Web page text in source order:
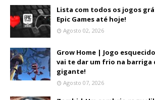
Lista com todos os jogos
Epic Games até hoje!
Agosto 02, 2026
Grow Home | Jogo
vai te dar um frio na barriga
gigante!
Agosto 07, 2026